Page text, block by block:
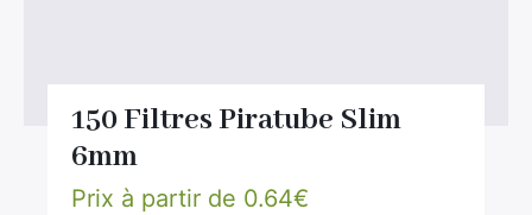
150 Filtres Piratube Slim
6mm
Prix à partir de 0.64€
Salé